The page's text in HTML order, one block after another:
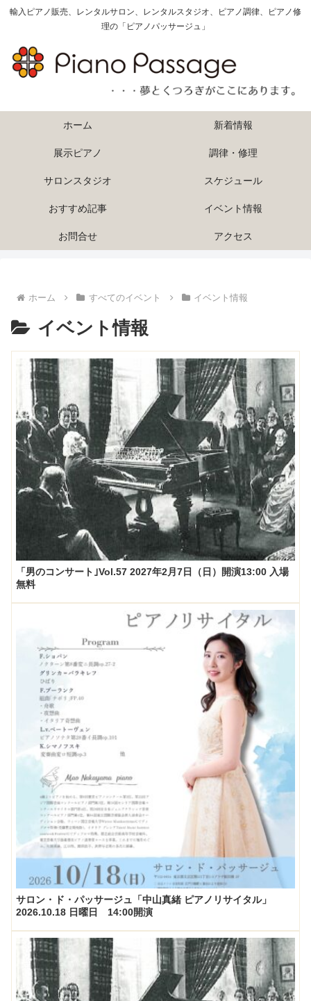
輸入ピアノ販売、レンタルサロン、レンタルスタジオ、ピアノ調律、ピアノ修
理の「ピアノパッサージュ」
ホーム 新着情報
展示ピアノ 調律・修理
サロンスタジオ スケジュール
おすすめ記事 イベント情報
お問合せ アクセス
ホーム すべてのイベント イベント情報
イベント情報
「男のコンサート｣Vol.57 2027年2月7日（日）開演13:00 入場
無料
サロン・ド・パッサージュ「中山真緒 ピアノリサイタル」
2026.10.18 日曜日 14:00開演